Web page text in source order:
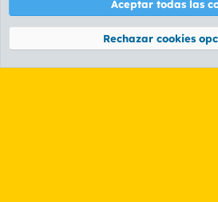
Términos y reglas
Community platform by XenForo® © 2010-2026
Aceptar todas las
Rechazar cookies